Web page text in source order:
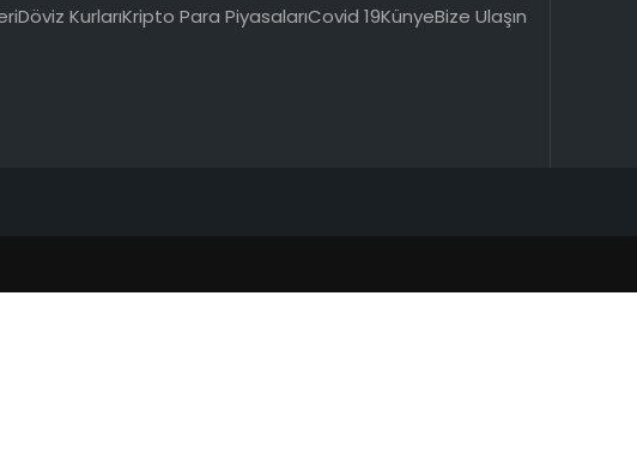
Döviz KurlarıKripto Para PiyasalarıCovid 19KünyeBize Ulaşın